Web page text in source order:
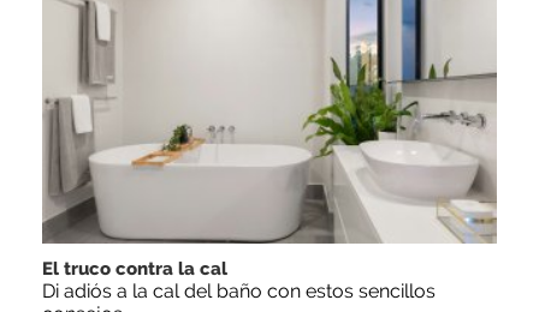
El truco contra la cal
Di adiós a la cal del baño con estos sencillos